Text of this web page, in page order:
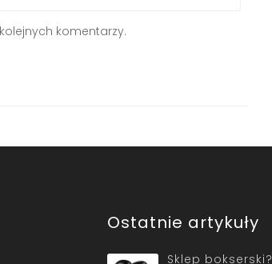
komentarzy.
Ostatnie artykuły
Sklep bokserski?